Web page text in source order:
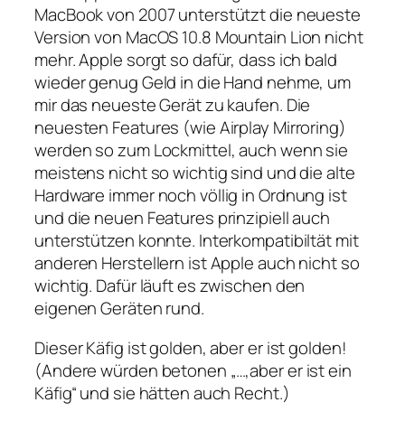
MacBook von 2007 unterstützt die neueste
Version von MacOS 10.8 Mountain Lion nicht
mehr. Apple sorgt so dafür, dass ich bald
wieder genug Geld in die Hand nehme, um
mir das neueste Gerät zu kaufen. Die
neuesten Features (wie Airplay Mirroring)
werden so zum Lockmittel, auch wenn sie
meistens nicht so wichtig sind und die alte
Hardware immer noch völlig in Ordnung ist
und die neuen Features prinzipiell auch
unterstützen konnte. Interkompatibiltät mit
anderen Herstellern ist Apple auch nicht so
wichtig. Dafür läuft es zwischen den
eigenen Geräten rund.
Dieser Käfig ist golden, aber er ist golden!
(Andere würden betonen „…,aber er ist ein
Käfig“ und sie hätten auch Recht.)